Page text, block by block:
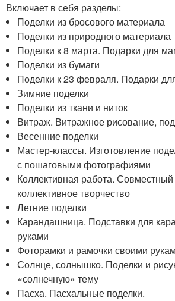
Включает в себя разделы:
Поделки из бросового материала
Поделки из природного материала
Поделки к 8 марта. Подарки для
Поделки из бумаги
Поделки к 23 февраля. Подарки
Зимние поделки
Поделки из ткани и ниток
Витраж. Витражное рисование,
Весенние поделки
Мастер-классы. Изготовление
с пошаговыми фотографиями
Коллективная работа. Совместный
коллективное творчество
Летние поделки
Карандашница. Подставки для
руками
Фоторамки и рамочки своими
Солнце, солнышко. Поделки и
«солнечную» тему
Пасха. Пасхальные поделки.